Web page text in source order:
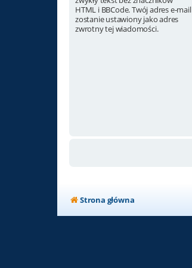
HTML i BBCode. Twój adres e-mail
zostanie ustawiony jako adres
zwrotny tej wiadomości.
Strona główna